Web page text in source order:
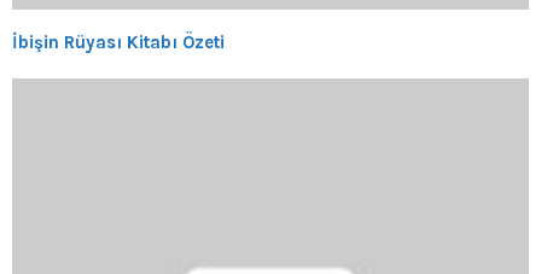
İbişin Rüyası Kitabı Özeti